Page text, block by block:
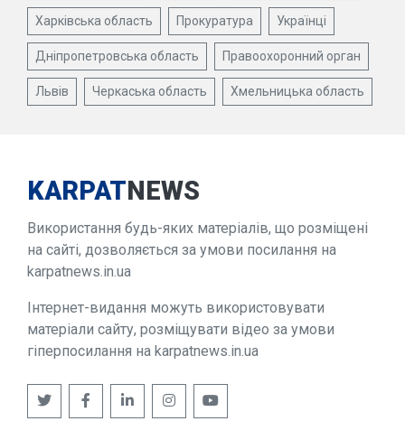
Харківська область Прокуратура Українці
Дніпропетровська область Правоохоронний орган
Львів Черкаська область Хмельницька область
KARPATNEWS
Використання будь-яких матеріалів, що розміщені
на сайті, дозволяється за умови посилання на
karpatnews.in.ua
Інтернет-видання можуть використовувати
матеріали сайту, розміщувати відео за умови
гіперпосилання на karpatnews.in.ua